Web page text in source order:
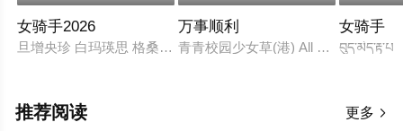
女骑手2026
旦增央珍 白玛瑛思 格桑旺姆 次真
万事顺利
青青校园少女草(港) All Greens一切
女骑手
བུད་མེད་རྟ་པ
更多 
推荐阅读